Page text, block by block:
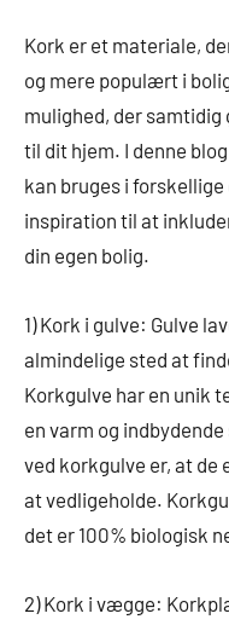
Kork er et materiale,
og mere populært i
mulighed, der samtidig
til dit hjem. I denne
kan bruges i
inspiration til at
din egen bolig.
1) Kork i gulve: Gulve
almindelige sted at
Korkgulve har en unik
en varm og
ved korkgulve er, at de
at vedligeholde.
det er 100% biologisk
2) Kork i vægge: